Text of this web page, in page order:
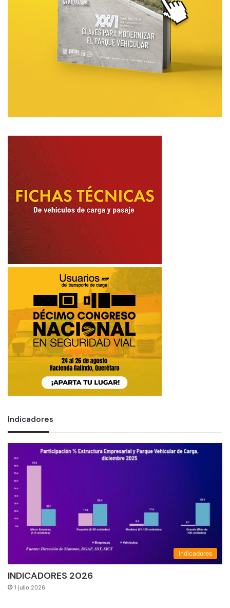
Indicadores
Indicadores
INDICADORES 2026
1 julio 2026